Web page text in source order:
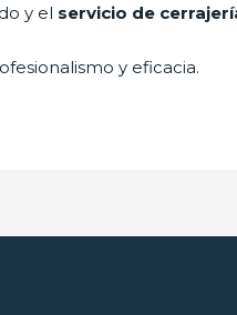
y el servicio de
y eficacia.